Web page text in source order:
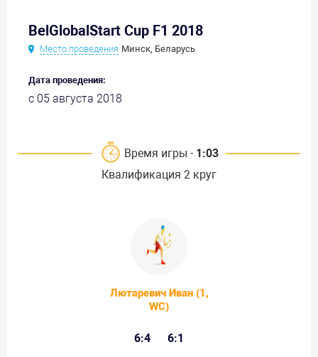
BelGlobalStart Cup F1 2018
Место проведения Минск, Беларусь
Дата проведения:
с 05 августа 2018
Время игры - 1:03
Квалификация 2 круг
Лютаревич Иван (1,
WC)
6:4 6:1